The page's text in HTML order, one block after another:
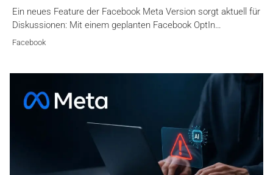
Ein neues Feature der Facebook Meta Version sorgt aktuell für
Diskussionen: Mit einem geplanten Facebook OptIn…
Facebook